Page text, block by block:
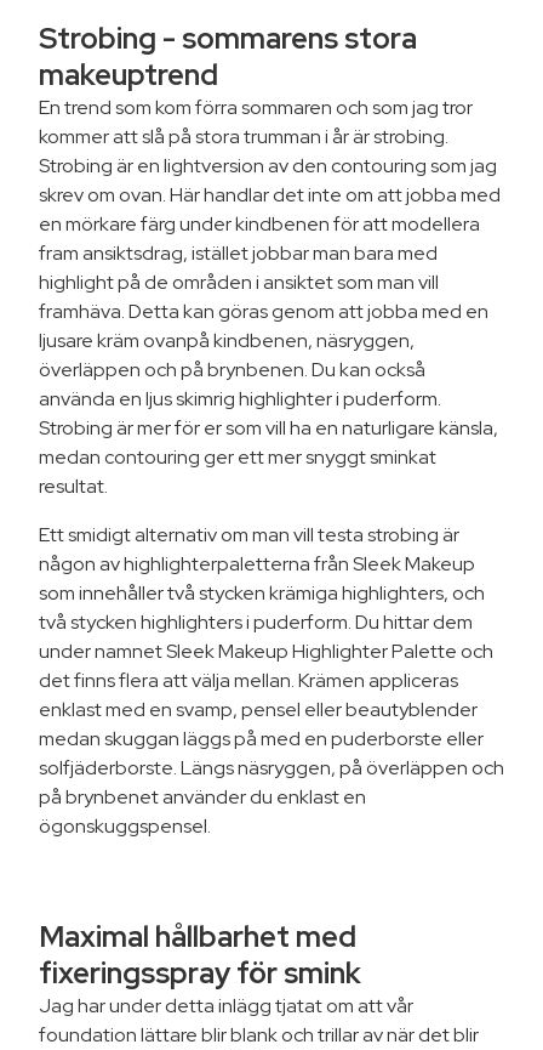
Strobing - sommarens stora
makeuptrend
En trend som kom förra sommaren och som jag tror
kommer att slå på stora trumman i år är strobing.
Strobing är en lightversion av den contouring som jag
skrev om ovan. Här handlar det inte om att jobba med
en mörkare färg under kindbenen för att modellera
fram ansiktsdrag, istället jobbar man bara med
highlight på de områden i ansiktet som man vill
framhäva. Detta kan göras genom att jobba med en
ljusare kräm ovanpå kindbenen, näsryggen,
överläppen och på brynbenen. Du kan också
använda en ljus skimrig highlighter i puderform.
Strobing är mer för er som vill ha en naturligare känsla,
medan contouring ger ett mer snyggt sminkat
resultat.
Ett smidigt alternativ om man vill testa strobing är
någon av highlighterpaletterna från Sleek Makeup
som innehåller två stycken krämiga highlighters, och
två stycken highlighters i puderform. Du hittar dem
under namnet Sleek Makeup Highlighter Palette och
det finns flera att välja mellan. Krämen appliceras
enklast med en svamp, pensel eller beautyblender
medan skuggan läggs på med en puderborste eller
solfjäderborste. Längs näsryggen, på överläppen och
på brynbenet använder du enklast en
ögonskuggspensel.
Maximal hållbarhet med
fixeringsspray för smink
Jag har under detta inlägg tjatat om att vår
foundation lättare blir blank och trillar av när det blir